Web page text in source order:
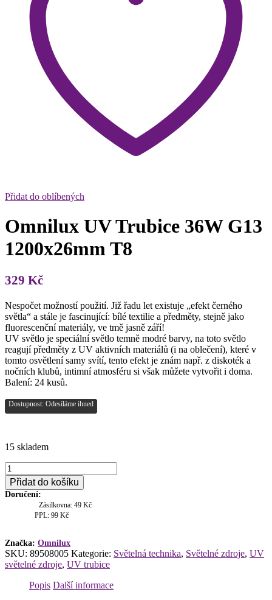
Přidat do oblíbených
Omnilux UV Trubice 36W G13
1200x26mm T8
329 Kč
Nespočet možností použití. Již řadu let existuje „efekt černého
světla“ a stále je fascinující: bílé textilie a předměty, stejně jako
fluorescenční materiály, ve tmě jasně září!
UV světlo je speciální světlo temně modré barvy, na toto světlo
reagují předměty z UV aktivních materiálů (i na oblečení), které v
tomto osvětlení samy svítí, tento efekt je znám např. z diskoték a
nočních klubů, intimní atmosféru si však můžete vytvořit i doma.
Balení: 24 kusů.
Dostupnost: Odesíláme ihned
15 skladem
Omnilux
UV
Trubice
36W
množství
Přidat do košíku
Doručení:
Zásilkovna: 49 Kč
PPL: 99 Kč
Značka: Omnilux
SKU: 89508005 Kategorie: Světelná technika, Světelné zdroje, UV
světelné zdroje, UV trubice
Popis Další informace